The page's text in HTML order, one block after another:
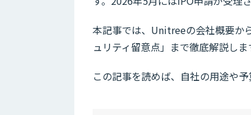
本記事では、Unitreeの会社概要か
ュリティ留意点」まで徹底解説しま
この記事を読めば、自社の用途や